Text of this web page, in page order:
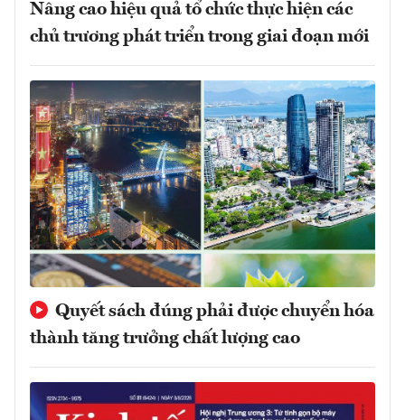
Nâng cao hiệu quả tổ chức thực hiện các
chủ trương phát triển trong giai đoạn mới
Quyết sách đúng phải được chuyển hóa
thành tăng trưởng chất lượng cao